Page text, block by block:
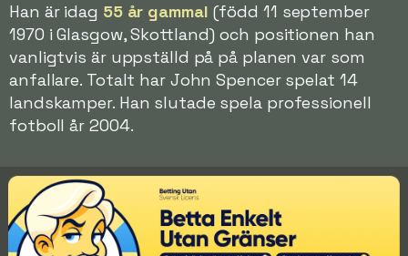
Han är idag 55 år gammal (född 11 september
1970 i Glasgow, Skottland) och positionen han
vanligtvis är uppställd på på planen var som
anfallare. Totalt har John Spencer spelat 14
landskamper. Han slutade spela professionell
fotboll år 2004.